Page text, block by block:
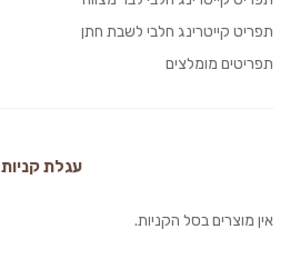
תפריט קייטרינג חלבי לשבת חתן
תפריטים מומלצים
עגלת קניות
אין מוצרים בסל הקניות.